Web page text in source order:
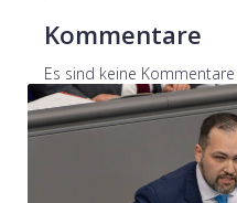
Kommentare
Es sind keine